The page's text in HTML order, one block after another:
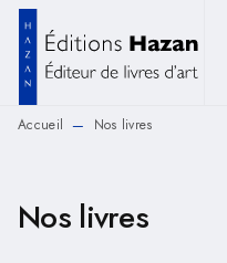
MENU RECHERCHE
PIED DE PAGE
Accueil — Nos livres
Nos livres